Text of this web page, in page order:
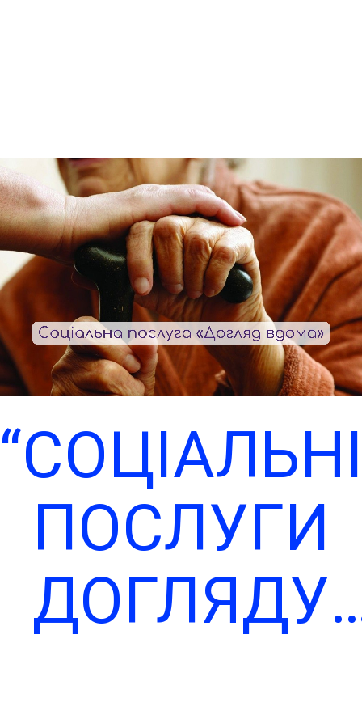
згідно з
соціальних
послуг,
наказом
соціальної
ПОСЛУГИ
ДОГЛЯДУ